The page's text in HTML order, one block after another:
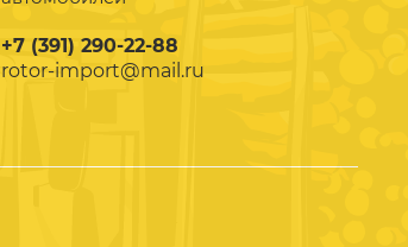
+7 (391) 290-22-88
rotor-import@mail.ru